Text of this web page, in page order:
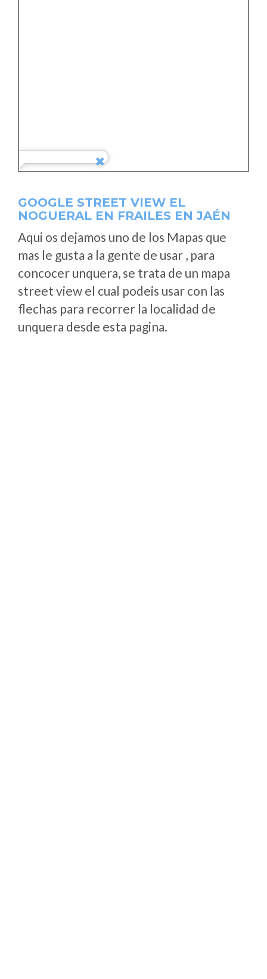
GOOGLE STREET VIEW EL
NOGUERAL EN FRAILES EN JAÉN
Aqui os dejamos uno de los Mapas que
mas le gusta a la gente de usar , para
concocer unquera, se trata de un mapa
street view el cual podeis usar con las
flechas para recorrer la localidad de
unquera desde esta pagina.